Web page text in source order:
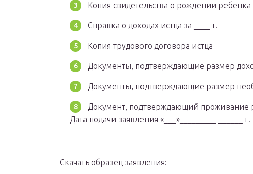
Копия свидетельства о рождении ребенка
Справка о доходах истца за ____ г.
Копия трудового договора истца
Документы, подтверждающие размер
Документы, подтверждающие размер
Документ, подтверждающий проживание
Дата подачи заявления «___»_________
Скачать образец заявления: